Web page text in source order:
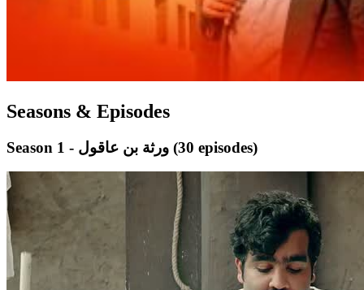
Seasons & Episodes
(30 episodes)